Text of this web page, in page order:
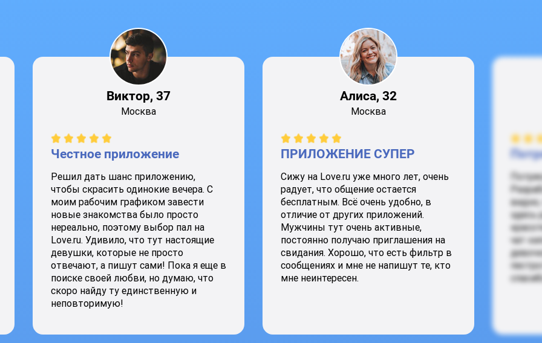
Виктор, 37
Москва
Честное приложение
Решил дать шанс приложению,
чтобы скрасить одинокие вечера. С
моим рабочим графиком завести
новые знакомства было просто
нереально, поэтому выбор пал на
Love.ru. Удивило, что тут настоящие
девушки, которые не просто
отвечают, а пишут сами! Пока я еще в
поиске своей любви, но думаю, что
скоро найду ту единственную и
неповторимую!
Алиса, 32
Москва
ПРИЛОЖЕНИЕ СУПЕР
Сижу на Love.ru уже много лет, очень
радует, что общение остается
бесплатным. Всё очень удобно, в
отличие от других приложений.
Мужчины тут очень активные,
постоянно получаю приглашения на
свидания. Хорошо, что есть фильтр в
сообщениях и мне не напишут те, кто
мне неинтересен.
здесь
чат